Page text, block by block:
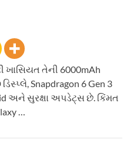
ખાસિયત તેની 6000mAh
Snapdragon 6 Gen 3
અને સુરક્ષા અપડેટ્સ છે. કિંમત
…